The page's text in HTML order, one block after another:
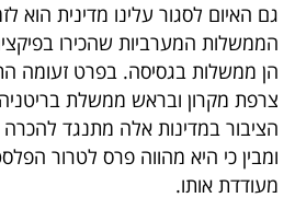
גם האיום לסגור עלינו מדינית הוא
הממשלות המערביות שהכירו
הן ממשלות בגסיסה. בפרט זעומה
צרפת מקרון ובראש ממשלת
הציבור במדינות אלה מתנגד
ומבין כי היא מהווה פרס לטרור
מעודדת אותו.